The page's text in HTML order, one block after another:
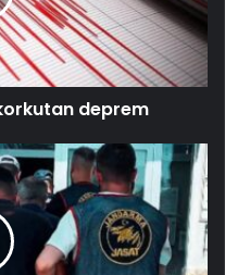
deprem